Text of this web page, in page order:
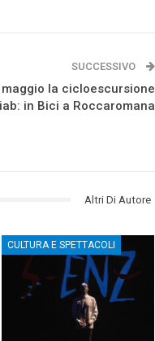
SUCCESSIVO
la cicloescursione
in Bici a Roccaromana
Altri Di Autore
CULTURA E SPETTACOLI